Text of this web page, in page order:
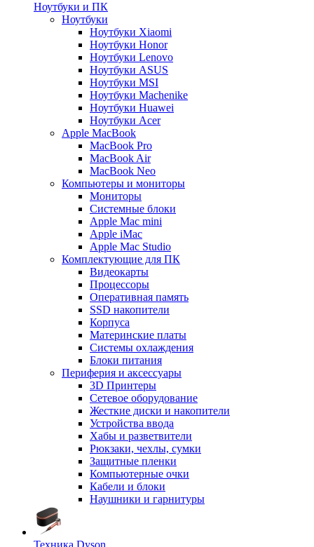
Ноутбуки и ПК
Ноутбуки
Ноутбуки Xiaomi
Ноутбуки Honor
Ноутбуки Lenovo
Ноутбуки ASUS
Ноутбуки MSI
Ноутбуки Machenike
Ноутбуки Huawei
Ноутбуки Acer
Apple MacBook
MacBook Pro
MacBook Air
MacBook Neo
Компьютеры и мониторы
Мониторы
Системные блоки
Apple Mac mini
Apple iMac
Apple Mac Studio
Комплектующие для ПК
Видеокарты
Процессоры
Оперативная память
SSD накопители
Корпуса
Материнские платы
Системы охлаждения
Блоки питания
Периферия и аксессуары
3D Принтеры
Сетевое оборудование
Жесткие диски и накопители
Устройства ввода
Хабы и разветвители
Рюкзаки, чехлы, сумки
Защитные пленки
Компьютерные очки
Кабели и блоки
Наушники и гарнитуры
Техника Dyson